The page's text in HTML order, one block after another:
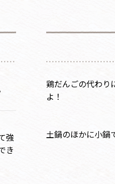
強
き
鶏だんごの代わり
土鍋のほかに小鍋